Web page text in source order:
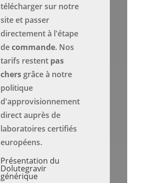
télécharger sur notre
site et passer
directement à l'étape
decommande. Nos
tarifs restent pas
chers grâce à notre
politique
d'approvisionnement
direct auprès de
laboratoires certifiés
européens.
Présentation du
Dolutegravir
générique